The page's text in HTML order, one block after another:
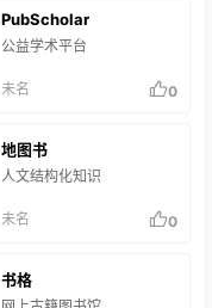
PubScholar
公益学术平台
未名 0
地图书
人文结构化知识
未名 0
书格